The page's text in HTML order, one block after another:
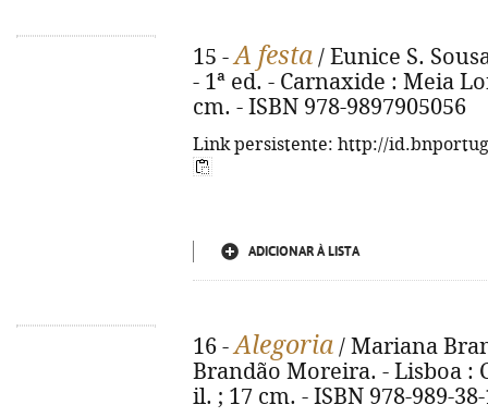
15 -A festa / Eunice S.
- 1ª ed. - Carnaxide : Meia
cm. - ISBN 978-9897905056
Link persistente: http://
ADICIONAR À LISTA
16 -Alegoria / Mariana
Brandão Moreira. - Lisboa :
il. ; 17 cm. - ISBN 978-989-